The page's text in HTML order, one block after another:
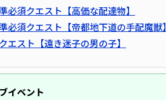
必須クエスト【高価な配達物】
必須クエスト【帝都地下道の手配魔獣】
クエスト【遠き迷子の男の子】
イベント